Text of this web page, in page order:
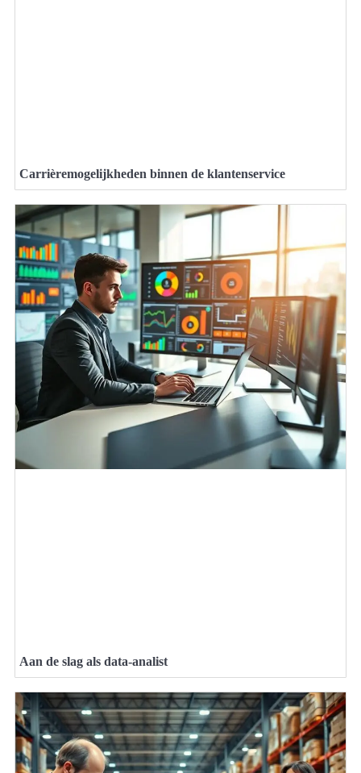
Carrièremogelijkheden binnen de klantenservice
Aan de slag als data-analist